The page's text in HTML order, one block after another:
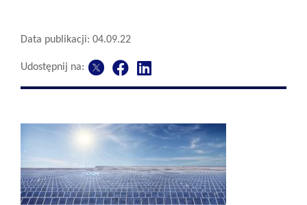
Data publikacji: 04.09.22
Udostępnij na: